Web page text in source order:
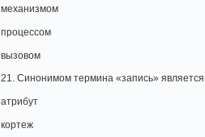
механизмом
процессом
вызовом
21. Синонимом термина «запись»
атрибут
кортеж